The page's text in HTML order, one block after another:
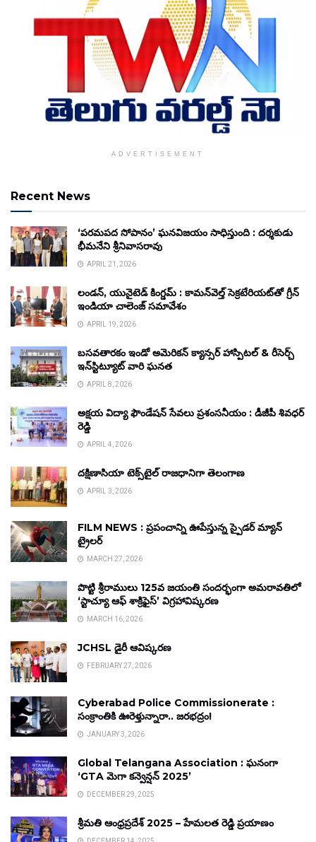
ADVERTISEMENT
Recent News
‘పరమపద సోపానం’ ఘనవిజయం సాధిస్తుంది : దర్శకుడు
భీమనేని శ్రీనివాసరావు
APRIL 21, 2026
లండన్, యునైటెడ్ కింగ్డమ్ : కామన్‌వెల్త్ సెక్రటేరియట్‌తో గ్రీన్
ఇండియా చాలెంజ్ సమావేశం
APRIL 19, 2026
బసవతారకం ఇండో అమెరికన్ క్యాన్సర్ హాస్పిటల్ & రీసెర్చ్
ఇన్‌స్టిట్యూట్ వారి ఘనత
APRIL 8, 2026
అక్షయ విద్యా ఫౌండేషన్ సేవలు ప్రశంసనీయం : డీజీపీ శివధర్
రెడ్డి
APRIL 4, 2026
దక్షిణాసియా టెక్స్‌టైల్ రాజధానిగా తెలంగాణ
APRIL 3, 2026
FILM NEWS : ప్రపంచాన్ని ఊపేస్తున్న స్పైడర్ మ్యాన్
ట్రైలర్
MARCH 27, 2026
పొట్టి శ్రీరాములు 125వ జయంతి సందర్భంగా అమరావతిలో
‘స్టాచ్యూ ఆఫ్ శాక్రిఫైస్’ విగ్రహావిష్కరణ
MARCH 16, 2026
JCHSL డైరీ ఆవిష్కరణ
FEBRUARY 27, 2026
Cyberabad Police Commissionerate :
సంక్రాంతికి ఊరెళ్తున్నారా.. జరభద్రం!
JANUARY 3, 2026
Global Telangana Association : ఘనంగా
‘GTA మెగా కన్వెన్షన్ 2025’
DECEMBER 29, 2025
శ్రీమతి ఆంధ్రప్రదేశ్ 2025 – హేమలత రెడ్డి ప్రయాణం